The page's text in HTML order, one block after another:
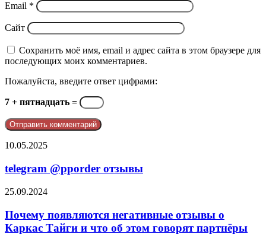
Email *
Сайт
Сохранить моё имя, email и адрес сайта в этом браузере для
последующих моих комментариев.
Пожалуйста, введите ответ цифрами:
7 + пятнадцать =
telegram
отзывы
10.05.2025
telegram @pporder отзывы
Почему
негативные
отзывы
о
25.09.2024
Почему появляются негативные отзывы о
Каркас Тайги и что об этом говорят партнёры